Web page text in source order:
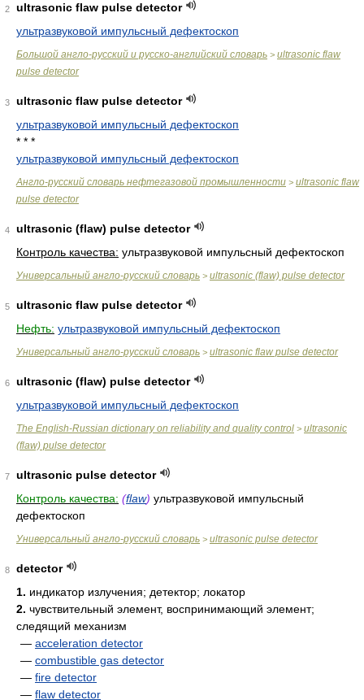
2
ultrasonic flaw pulse detector
ультразвуковой импульсный дефектоскоп
Большой англо-русский и русско-английский словарь > ultrasonic flaw
pulse detector
3
ultrasonic flaw pulse detector
ультразвуковой импульсный дефектоскоп
* * *
ультразвуковой импульсный дефектоскоп
Англо-русский словарь нефтегазовой промышленности > ultrasonic flaw
pulse detector
4
ultrasonic (flaw) pulse detector
Контроль качества: ультразвуковой импульсный дефектоскоп
Универсальный англо-русский словарь > ultrasonic (flaw) pulse detector
5
ultrasonic flaw pulse detector
Нефть: ультразвуковой импульсный дефектоскоп
Универсальный англо-русский словарь > ultrasonic flaw pulse detector
6
ultrasonic (flaw) pulse detector
ультразвуковой импульсный дефектоскоп
The English-Russian dictionary on reliability and quality control > ultrasonic
(flaw) pulse detector
7
ultrasonic pulse detector
Контроль качества: (flaw) ультразвуковой импульсный
дефектоскоп
Универсальный англо-русский словарь > ultrasonic pulse detector
8
detector
1. индикатор излучения; детектор; локатор
2. чувствительный элемент, воспринимающий элемент;
следящий механизм
— acceleration detector
— combustible gas detector
— fire detector
— flaw detector